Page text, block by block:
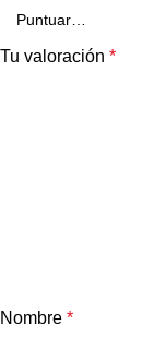
Tu valoración *
Nombre *